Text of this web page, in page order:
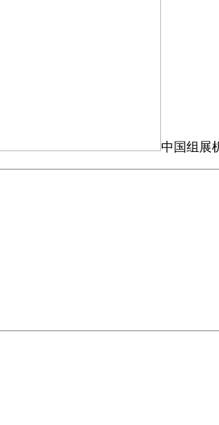
中国组展